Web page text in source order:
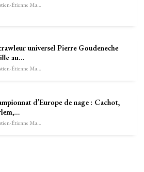
Sébastien-Étienne Marechal
universel Pierre Goudeneche
au…
Sébastien-Étienne Marechal
d’Europe de nage : Cachot,
Sébastien-Étienne Marechal